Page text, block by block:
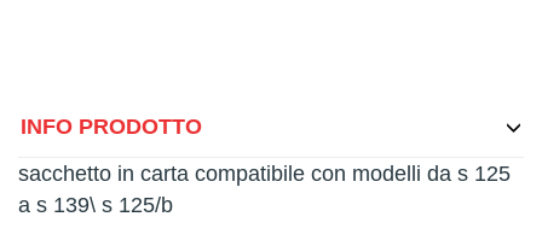
INFO PRODOTTO
sacchetto in carta compatibile con modelli da s 125
a s 139\ s 125/b